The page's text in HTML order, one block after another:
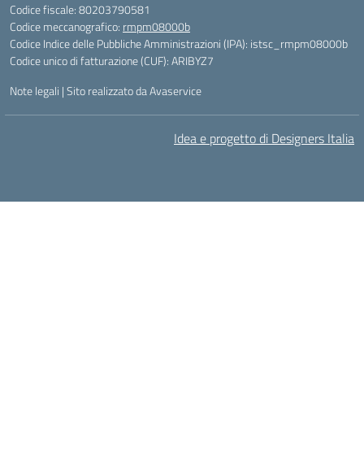
Codice fiscale: 80203790581
Codice meccanografico: rmpm08000b
Codice Indice delle Pubbliche Amministrazioni (IPA): istsc_rmpm08000b
Codice unico di fatturazione (CUF): ARIBYZ7
Note legali |Sito realizzato da Avaservice
Idea e progetto di Designers Italia